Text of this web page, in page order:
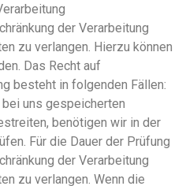
der Verarbeitung
zu verlangen. Hierzu können
Das Recht auf
besteht in folgenden Fällen:
uns gespeicherten
benötigen wir in der
Für die Dauer der Prüfung
der Verarbeitung
zu verlangen. Wenn die